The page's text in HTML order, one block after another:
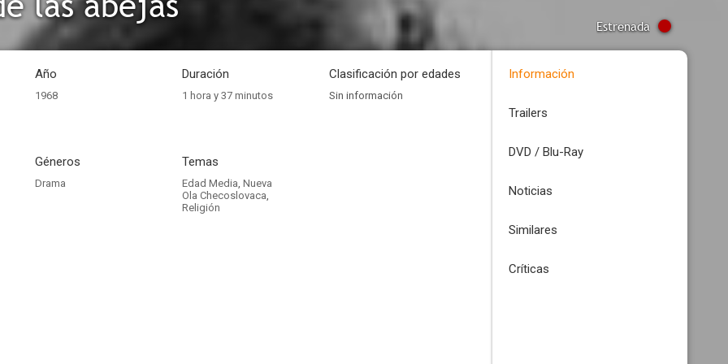
Estrenada
Año
1968
Duración
1 hora y 37 minutos
Clasificación por edades
Sin información
Géneros
Drama
Temas
Edad Media, Nueva
Ola Checoslovaca,
Religión
Información
Trailers
DVD / Blu-Ray
Noticias
Similares
Críticas